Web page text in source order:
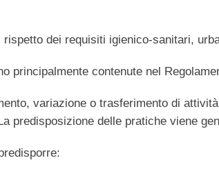
dei requisiti igienico-sanitari,
principalmente contenute nel
variazione o trasferimento di
predisposizione delle pratiche viene